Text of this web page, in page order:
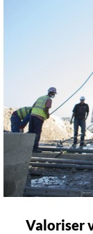
Valoriser